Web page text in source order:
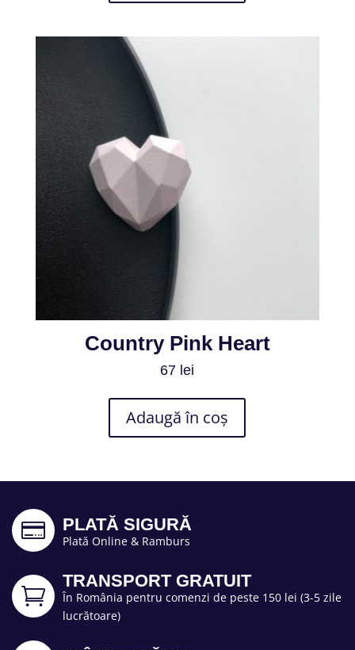
Country Pink Heart
67 lei
Adaugă în coș
 PLATĂ SIGURĂ
Plată Online & Ramburs

TRANSPORT GRATUIT
În România pentru comenzi de peste 150 lei (3-5 zile
lucrătoare)